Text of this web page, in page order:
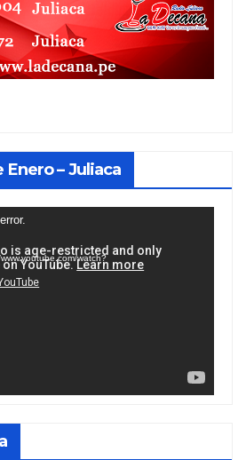
Enero – Juliaca
watch?